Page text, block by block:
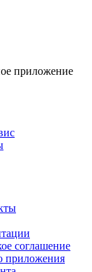
приложение
соглашение
приложения